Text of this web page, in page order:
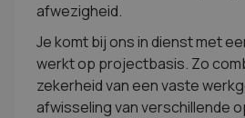
afwezigheid.
Je komt bij ons in dienst met
werkt op projectbasis. Zo
zekerheid van een vaste
afwisseling van verschillende